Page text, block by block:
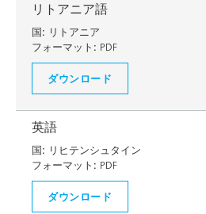
リトアニア語
国: リトアニア
フォーマット: PDF
ダウンロード
英語
国: リヒテンシュタイン
フォーマット: PDF
ダウンロード